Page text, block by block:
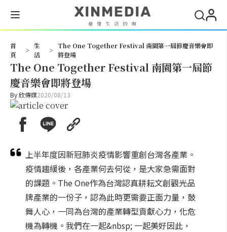
首
頁
>
生
活
>
The One Together Festival 南園第一屆節慶音樂會即
將登場
The One Together Festival 南園第一屆節
慶音樂會即將登場
By欣傳媒2020/08/13
上半年度因新冠肺炎疫情影響重創台灣各產業。
疫情趨緩後，各產業何去何從，是大家急需面對
的課題。The One作為台灣認真耕耘文創觀光品
牌產業的一份子，認為此時更需要正面力量，鼓
舞人心，一同為台灣的產業轉型貢獻心力，化危
機為轉機。我們在一起&nbsp; 一起美好因此，